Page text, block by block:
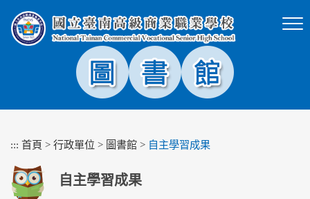
塊
::: 首頁 > 行政單位 > 圖書館 > 自主學習成果
自主學習成果